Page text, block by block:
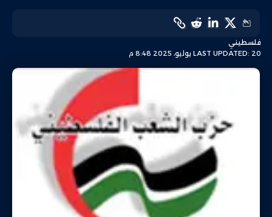
LAST UPDATED: 20 يوليو، 2025 8:48 م
فلسطيني